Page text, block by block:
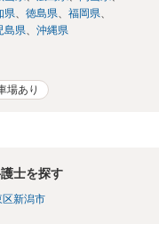
県 徳島県
福岡県
島県 沖縄県
場あり
士を探す
区新潟市